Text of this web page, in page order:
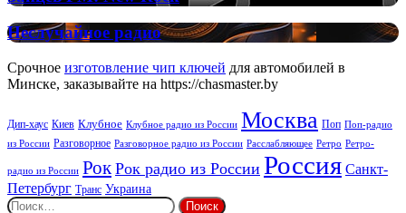
FM:
New
Rock
Неслучайное
радио
Неслучайное радио
Срочное изготовление чип ключей для автомобилей в
Минске, заказывайте на https://chasmaster.by
Дип-хаус Киев Клубное Клубное радио из России Москва Поп Поп-радио
из России Разговорное Разговорное радио из России Расслабляющее Ретро Ретро-
радио из России Рок Рок радио из России Россия Санкт-
Петербург Транс Украина
Найти: